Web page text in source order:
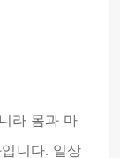
라 몸과 마
니다. 일상